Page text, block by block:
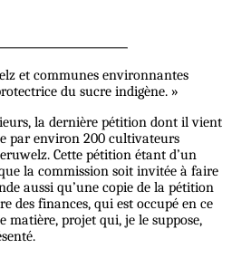
et communes environnantes
du sucre indigène. »
la dernière pétition dont il vient
par environ 200 cultivateurs
Cette pétition étant d’un
la commission soit invitée à faire
aussi qu’une copie de la pétition
des finances, qui est occupé en ce
matière, projet qui, je le suppose,